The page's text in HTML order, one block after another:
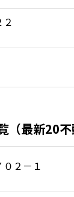
（最新20
２－１